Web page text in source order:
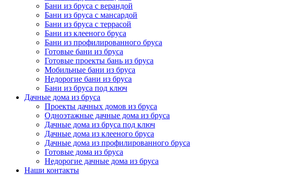
Бани из бруса с верандой
Бани из бруса с мансардой
Бани из бруса с террасой
Бани из клееного бруса
Бани из профилированного бруса
Готовые бани из бруса
Готовые проекты бань из бруса
Мобильные бани из бруса
Недорогие бани из бруса
Бани из бруса под ключ
Дачные дома из бруса
Проекты дачных домов из бруса
Одноэтажные дачные дома из бруса
Дачные дома из бруса под ключ
Дачные дома из клееного бруса
Дачные дома из профилированного бруса
Готовые дома из бруса
Недорогие дачные дома из бруса
Наши контакты